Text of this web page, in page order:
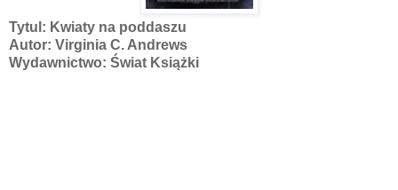
Tytul: Kwiaty na poddaszu
Autor: Virginia C. Andrews
Wydawnictwo: Świat Książki